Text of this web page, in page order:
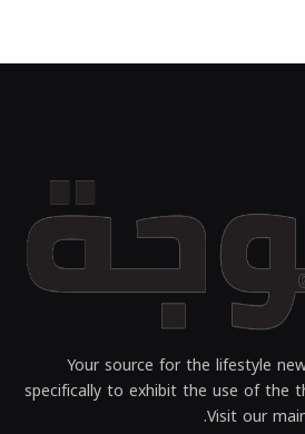
Your source for the lifestyle
specifically to exhibit the use of the
Visit our